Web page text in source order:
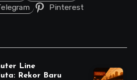
Pinterest
Line
Rekor Baru